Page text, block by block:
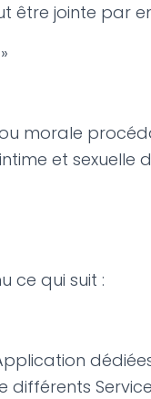
être jointe par
morale
et
ce qui suit :
différents